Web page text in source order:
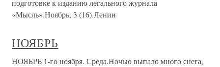
подготовке к изданию легального журнала
«Мысль».Ноябрь, 3 (16).Ленин
НОЯБРЬ
НОЯБРЬ 1-го ноября. Среда.Ночью выпало много снега,